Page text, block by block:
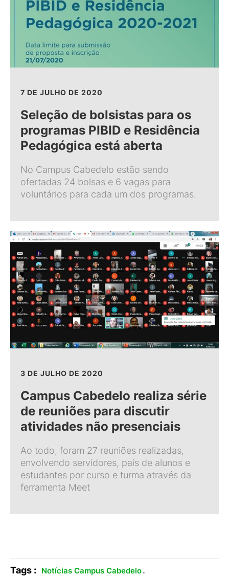
7 DE JULHO DE 2020
Seleção de bolsistas para os
programas PIBID e Residência
Pedagógica está aberta
No Campus Cabedelo estão sendo
ofertadas 24 bolsas e 6 vagas para
voluntários para cada um dos programas.
3 DE JULHO DE 2020
Campus Cabedelo realiza série
de reuniões para discutir
atividades não presenciais
Ao todo, foram 27 reuniões realizadas,
envolvendo servidores, pais de alunos e
estudantes por curso e turma através da
ferramenta Meet
Tags : Notícias Campus Cabedelo.